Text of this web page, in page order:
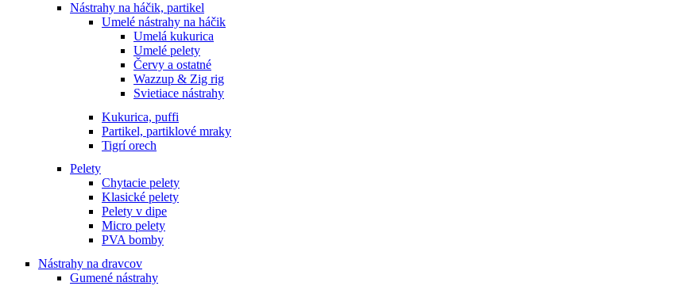
Nástrahy na háčik, partikel
Umelé nástrahy na háčik
Umelá kukurica
Umelé pelety
Červy a ostatné
Wazzup & Zig rig
Svietiace nástrahy
Kukurica, puffi
Partikel, partiklové mraky
Tigrí orech
Pelety
Chytacie pelety
Klasické pelety
Pelety v dipe
Micro pelety
PVA bomby
Nástrahy na dravcov
Gumené nástrahy